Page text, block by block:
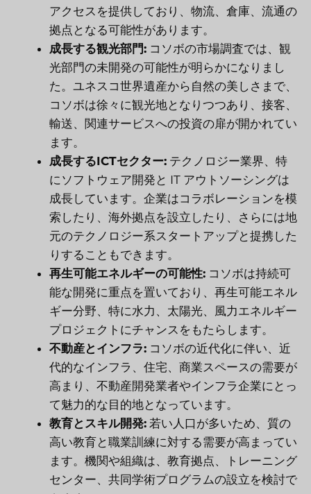
アクセスを提供しており、物流、倉庫、流通の
拠点となる可能性があります。
成長する観光部門: コソボの市場調査では、観
光部門の未開発の可能性が明らかになりまし
た。ユネスコ世界遺産から自然の美しさまで、
コソボは徐々に観光地となりつつあり、接客、
輸送、関連サービスへの投資の扉が開かれてい
ます。
成長するICTセクター: テクノロジー業界、特
にソフトウェア開発と IT アウトソーシングは
成長しています。企業はコラボレーションを模
索したり、海外拠点を設立したり、さらには地
元のテクノロジー系スタートアップと提携した
りすることもできます。
再生可能エネルギーの可能性: コソボは持続可
能な開発に重点を置いており、再生可能エネル
ギー分野、特に水力、太陽光、風力エネルギー
プロジェクトにチャンスをもたらします。
不動産とインフラ: コソボの近代化に伴い、近
代的なインフラ、住宅、商業スペースの需要が
高まり、不動産開発業者やインフラ企業にとっ
て魅力的な目的地となっています。
教育とスキル開発: 若い人口が多いため、質の
高い教育と職業訓練に対する需要が高まってい
ます。機関や組織は、教育拠点、トレーニング
センター、共同学術プログラムの設立を検討で